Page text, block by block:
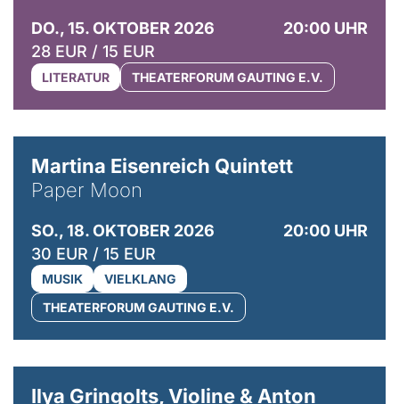
DO., 15. OKTOBER 2026
20:00 UHR
28 EUR / 15 EUR
LITERATUR THEATERFORUM GAUTING E.V.
Martina Eisenreich Quintett
Paper Moon
SO., 18. OKTOBER 2026
20:00 UHR
30 EUR / 15 EUR
MUSIK
VIELKLANG
THEATERFORUM GAUTING E.V.
Ilya Gringolts, Violine & Anton